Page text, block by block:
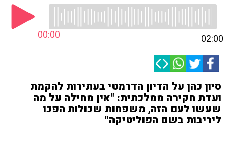
00:00 02:00
סיון כהן על הדיון הדרמטי בעתירות להקמת
ועדת חקירה ממלכתית: "אין מחילה על מה
שעשו לעם הזה, משפחות שכולות הפכו
ליריבות בשם הפוליטיקה"